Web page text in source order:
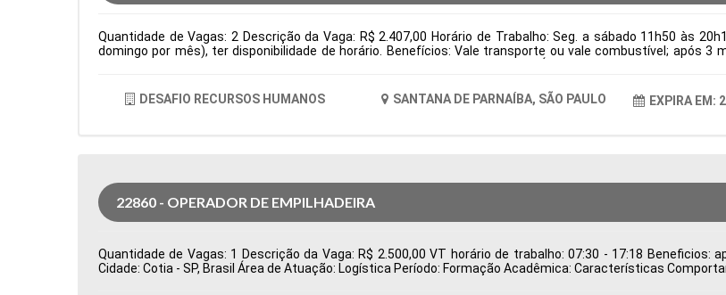
Quantidade de Vagas: 2 Descrição da Vaga: R$ 2.407,00 Horário de Trabalho: Seg. a sábado 11h50 às
domingo por mês), ter disponibilidade de horário. Benefícios: Vale transporte ou vale combustível; após 3
DESAFIO RECURSOS HUMANOS SANTANA DE PARNAÍBA, SÃO PAULO EXPIRA EM:
22860 - OPERADOR DE EMPILHADEIRA
Quantidade de Vagas: 1 Descrição da Vaga: R$ 2.500,00 VT horário de trabalho: 07:30 - 17:18
Cidade: Cotia - SP, Brasil Área de Atuação: Logística Período: Formação Acadêmica: Características